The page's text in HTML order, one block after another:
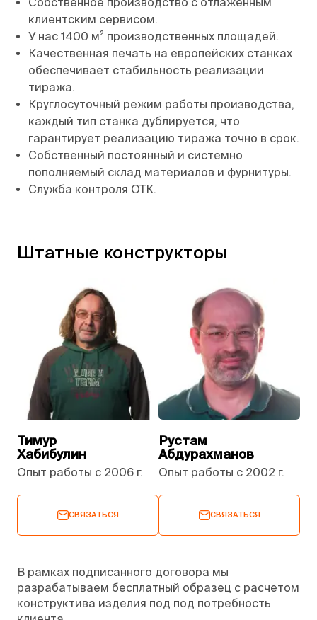
клиентским сервисом.
У нас 1400 м² производственных площадей.
Качественная печать на европейских станках
обеспечивает стабильность реализации
тиража.
Круглосуточный режим работы производства,
каждый тип станка дублируется, что
гарантирует реализацию тиража точно в срок.
Собственный постоянный и системно
пополняемый склад материалов и фурнитуры.
Служба контроля ОТК.
Штатные конструкторы
Тимур
Хабибулин
Опыт работы с 2006 г.
СВЯЗАТЬСЯ
Рустам
Абдурахманов
Опыт работы с 2002 г.
СВЯЗАТЬСЯ
В рамках подписанного договора мы
разрабатываем бесплатный образец с расчетом
конструктива изделия под под потребность